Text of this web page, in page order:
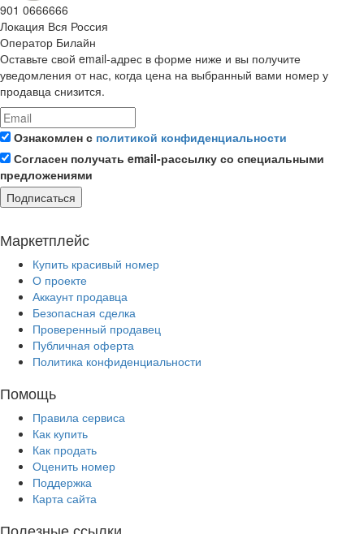
901 0666666
Локация Вся Россия
Оператор Билайн
Оставьте свой email-адрес в форме ниже и вы получите
уведомления от нас, когда цена на выбранный вами номер у
продавца снизится.
Ознакомлен с политикой конфиденциальности
Согласен получать email-рассылку со специальными
предложениями
Подписаться
Маркетплейс
Купить красивый номер
О проекте
Аккаунт продавца
Безопасная сделка
Проверенный продавец
Публичная оферта
Политика конфиденциальности
Помощь
Правила сервиса
Как купить
Как продать
Оценить номер
Поддержка
Карта сайта